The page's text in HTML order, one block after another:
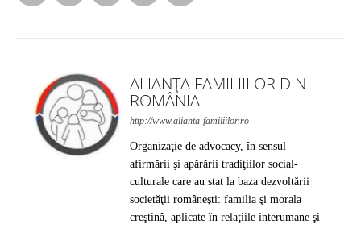
ALIANȚA FAMILIILOR DIN
ROMÂNIA
http://www.alianta-familiilor.ro
Organizaţie de advocacy, în sensul
afirmării şi apărării tradiţiilor social-
culturale care au stat la baza dezvoltării
societăţii româneşti: familia şi morala
creştină, aplicate în relaţiile interumane şi